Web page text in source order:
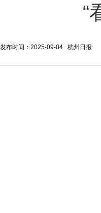
“
发布时间：2025-09-04 杭州日报